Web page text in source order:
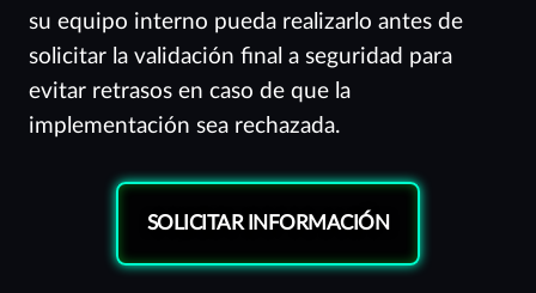
su equipo interno pueda realizarlo antes de
solicitar la validación final a seguridad para
evitar retrasos en caso de que la
implementación sea rechazada.
SOLICITAR INFORMACIÓN